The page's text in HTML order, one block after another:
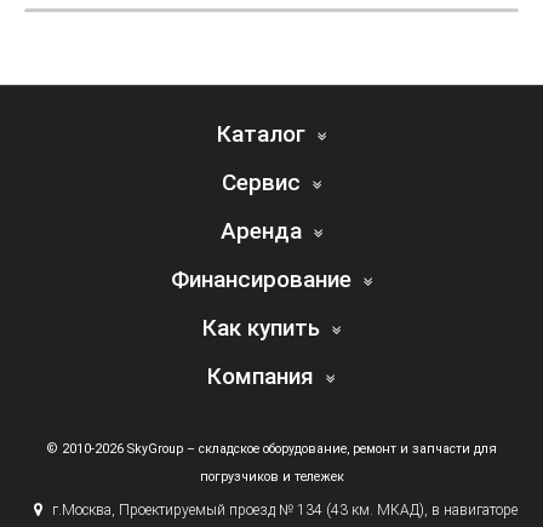
Каталог
Сервис
Аренда
Финансирование
Как купить
Компания
© 2010-2026 SkyGroup – складское оборудование, ремонт и запчасти для
погрузчиков и тележек
г.Москва, Проектируемый проезд № 134 (43км. МКАД), в навигаторе